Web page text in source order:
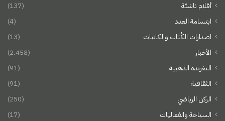
أقلام ناشئة
(137)
ابتسامة العدد
(4)
اصدارات الكُتاب والكاتبات
(13)
الأخبار
(2٬458)
التغريدة الذهبية
(91)
الثقافية
(91)
الركن الرياضي
(250)
السياحة والفعاليات
(17)